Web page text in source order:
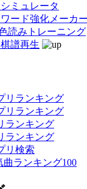
ミュレータ
ード強化メーカー
読みトレーニング
譜再生
リランキング
リランキング
ランキング
ランキング
リ検索
曲ランキング100